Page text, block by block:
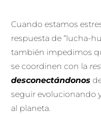
Cuando estamos
respuesta de “lucha-
también impedimos
se coordinen con la
desconectándonos
seguir evolucionando
al planeta.